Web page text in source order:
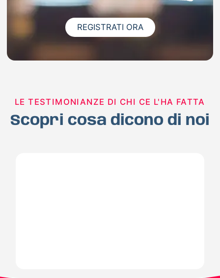
REGISTRATI ORA
LE TESTIMONIANZE DI CHI CE L'HA FATTA
Scopri cosa dicono di noi